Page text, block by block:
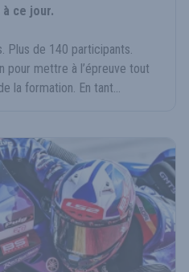
ce jour.
Plus de 140 participants.
pour mettre à l’épreuve tout
la formation. En tant...